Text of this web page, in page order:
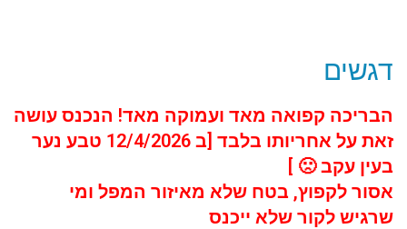
דגשים
הבריכה קפואה מאד ועמוקה מאד! הנכנס עושה
זאת על אחריותו בלבד [ב 12/4/2026 טבע נער
בעין עקב 🙁 ]
אסור לקפוץ, בטח שלא מאיזור המפל ומי
שרגיש לקור שלא ייכנס